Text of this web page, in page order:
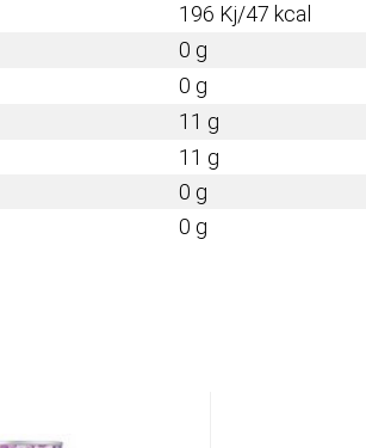
196 Kj/47 kcal
0 g
0 g
11 g
11 g
0 g
0 g